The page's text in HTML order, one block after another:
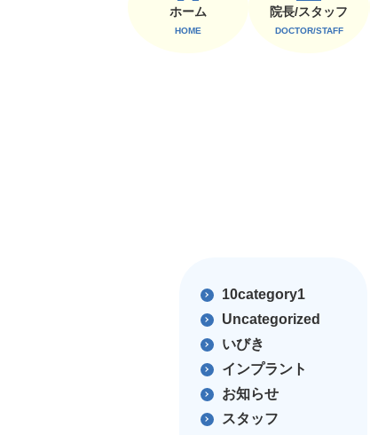
ホーム 院⻑/スタッフ
10category1
Uncategorized
いびき
インプラント
お知らせ
スタッフ